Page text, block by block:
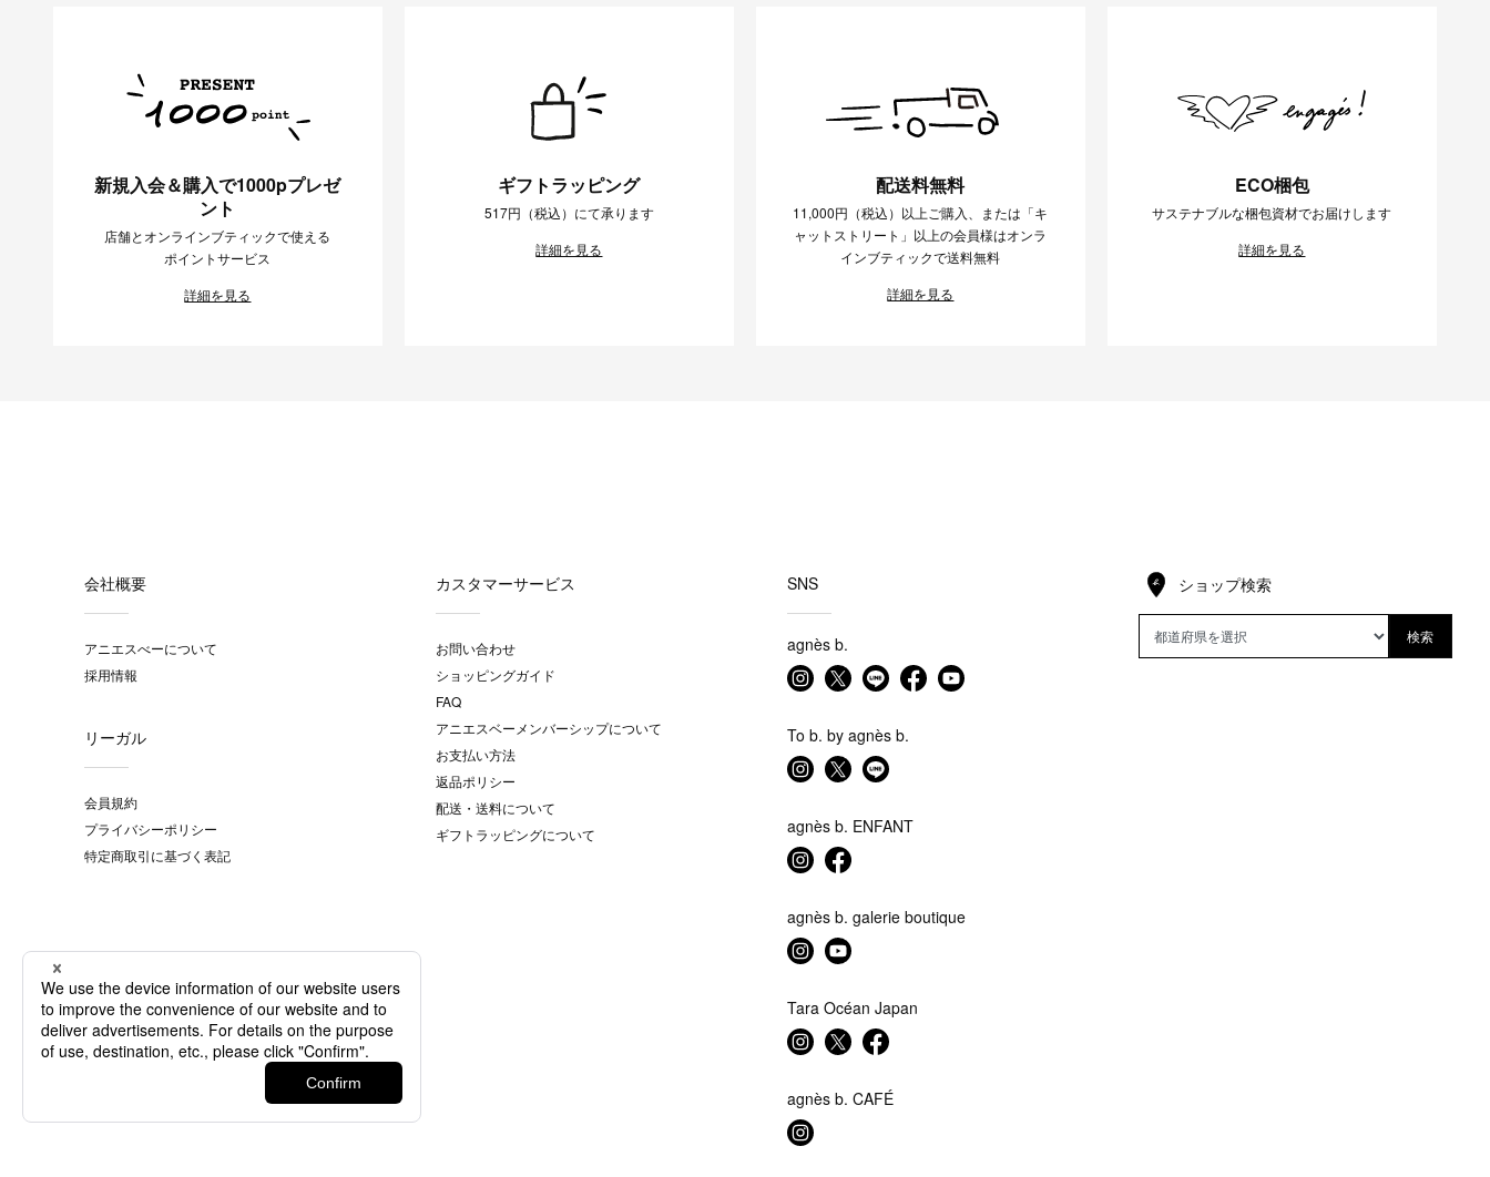
新規入会＆購入で1000pプレゼ
ント
店舗とオンラインブティックで使える
ポイントサービス
詳細を見る
ギフトラッピング
517円（税込）にて承ります
詳細を見る
配送料無料
11,000円（税込）以上ご購入、または「キ
ャットストリート」以上の会員様はオンラ
インブティックで送料無料
詳細を見る
ECO梱包
サステナブルな梱包資材でお届けします
詳細を見る
会社概要
アニエスべーについて
採用情報
リーガル
会員規約
プライバシーポリシー
特定商取引に基づく表記
カスタマーサービス
お問い合わせ
ショッピングガイド
FAQ
アニエスベーメンバーシップについて
お支払い方法
返品ポリシー
配送・送料について
ギフトラッピングについて
SNS
agnès b.
To b. by agnès b.
agnès b. ENFANT
agnès b. galerie boutique
Tara Océan Japan
agnès b. CAFÉ
ショップ検索
検索